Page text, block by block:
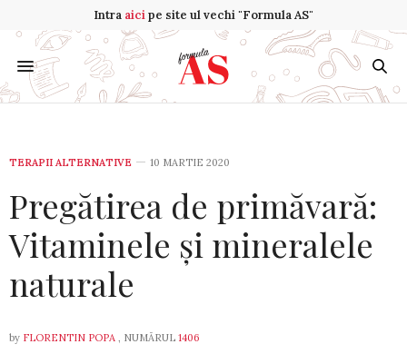
Intra aicipe site ul vechi "Formula AS"
TERAPII ALTERNATIVE 10 MARTIE 2020
Pregătirea de primăvară:
Vitaminele și mineralele
naturale
by FLORENTIN POPA , NUMĂRUL 1406